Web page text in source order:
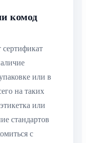
комод
сертификат
или в
на таких
или
стандартов
с